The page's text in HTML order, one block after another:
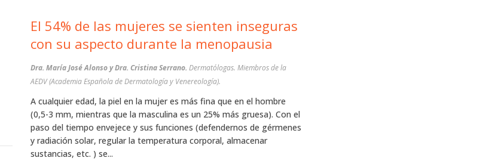
El 54% de las mujeres se sienten inseguras
con su aspecto durante la menopausia
Dra. María José Alonso y Dra. Cristina Serrano.
AEDV (Academia Española de Dermatología y Venereología).
A cualquier edad, la piel en la mujer es más fina que en el hombre
(0,5-3 mm, mientras que la masculina es un 25% más gruesa). Con el
paso del tiempo envejece y sus funciones (defendernos de gérmenes
y radiación solar, regular la temperatura corporal, almacenar
sustancias, etc. ) se...